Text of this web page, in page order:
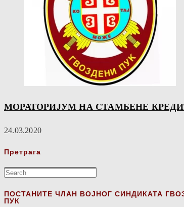
МОРАТОРИЈУМ НА СТАМБЕНЕ
24.03.2020
Претрага
ПОСТАНИТЕ ЧЛАН ВОЈНОГ СИНДИКАТА
ПУК